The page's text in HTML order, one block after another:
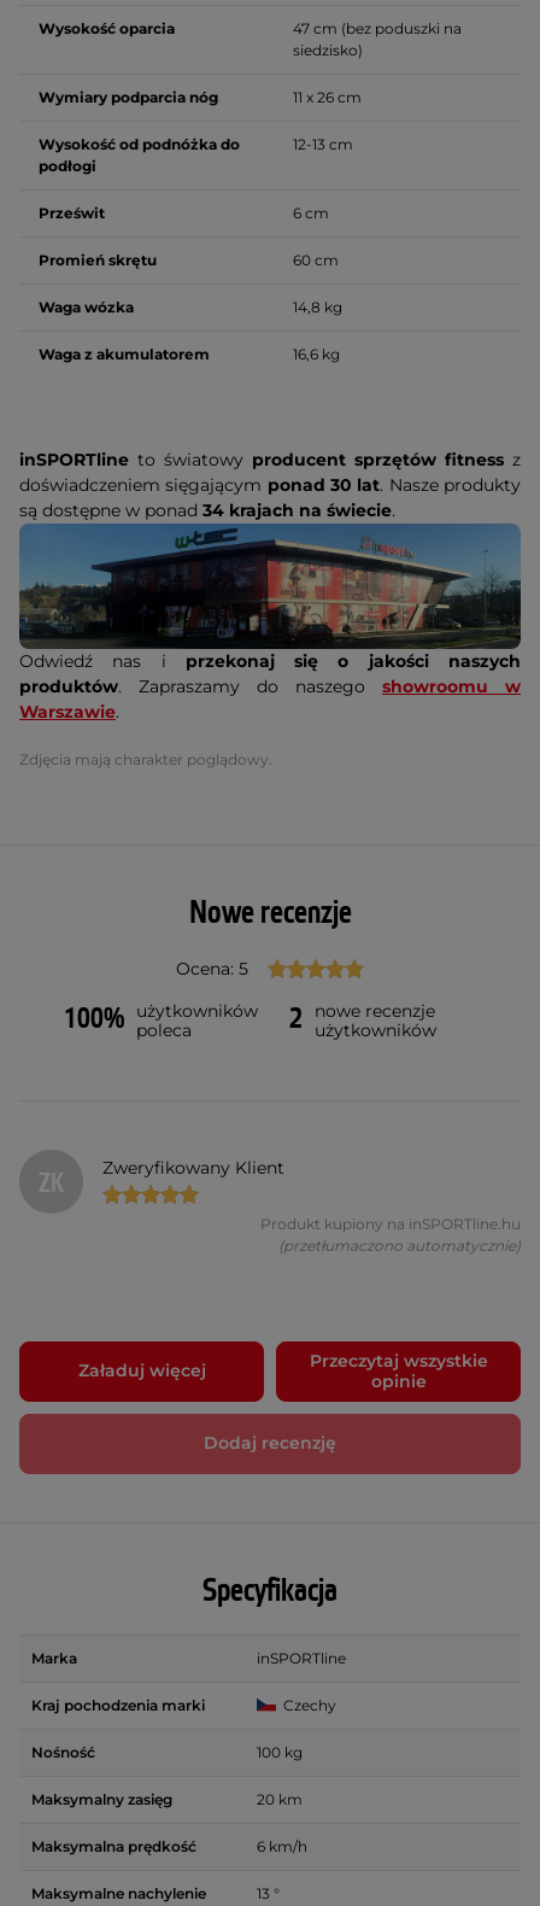
Wysokość oparcia
47 cm (bez poduszki na
siedzisko)
Wymiary podparcia nóg 11 x 26 cm
Wysokość od podnóżka do
podłogi
12-13 cm
Prześwit 6 cm
Promień skrętu 60 cm
Waga wózka 14,8 kg
Waga z akumulatorem 16,6 kg
inSPORTline to światowy producent sprzętów fitness z
doświadczeniem sięgającym ponad 30 lat. Nasze produkty
są dostępne w ponad 34 krajach na świecie.
Odwiedź nas i przekonaj się o jakości naszych
produktów. Zapraszamy do naszego showroomu w
Warszawie.
Zdjęcia mają charakter poglądowy.
Nowe recenzje
Ocena: 5
100%
użytkowników
poleca
2
nowe recenzje
użytkowników
ZK Zweryfikowany Klient
Produkt kupiony na inSPORTline.hu
(przetłumaczono automatycznie)
Załaduj więcej
Przeczytaj wszystkie
opinie
Dodaj recenzję
Specyfikacja
Marka inSPORTline
Kraj pochodzenia marki Czechy
Nośność 100 kg
Maksymalny zasięg 20 km
Maksymalna prędkość 6 km/h
Maksymalne nachylenie
13 °